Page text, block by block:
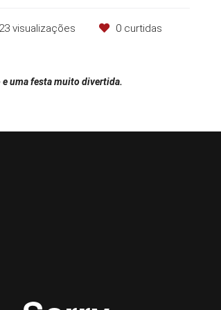
visualizações 0 curtidas
uma festa muito divertida.